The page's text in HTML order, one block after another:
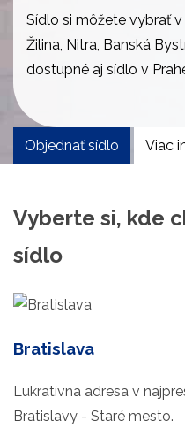
Sídlo si môžete vybrať
Žilina, Nitra, Banská
dostupné aj sídlo v
Objednať sídlo Viac
Vyberte si, kde
sídlo
Bratislava
Lukratívna adresa v
Bratislavy - Staré mesto.